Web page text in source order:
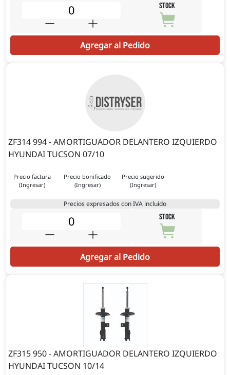
STOCK
Agregar al Pedido
ZF314 994 - AMORTIGUADOR DELANTERO IZQUIERDO
HYUNDAI TUCSON 07/10
Precio factura
(Ingresar)
Precio bonificado
(Ingresar)
Precio sugerido
(Ingresar)
Precios expresados con IVA incluido
STOCK
Agregar al Pedido
ZF315 950 - AMORTIGUADOR DELANTERO IZQUIERDO
HYUNDAI TUCSON 10/14